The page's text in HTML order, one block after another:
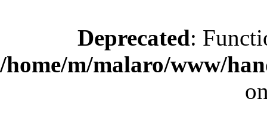
Deprecated:
/home/m/malaro/www/